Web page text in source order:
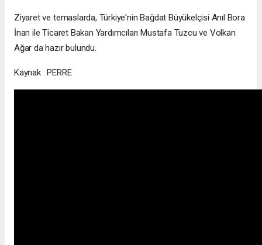
Ziyaret ve temaslarda, Türkiye'nin Bağdat Büyükelçisi Anıl Bora
İnan ile Ticaret Bakan Yardımcıları Mustafa Tuzcu ve Volkan
Ağar da hazır bulundu.
Kaynak : PERRE